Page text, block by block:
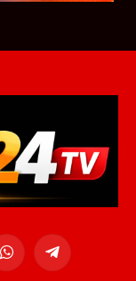
WhatsAppTelegram